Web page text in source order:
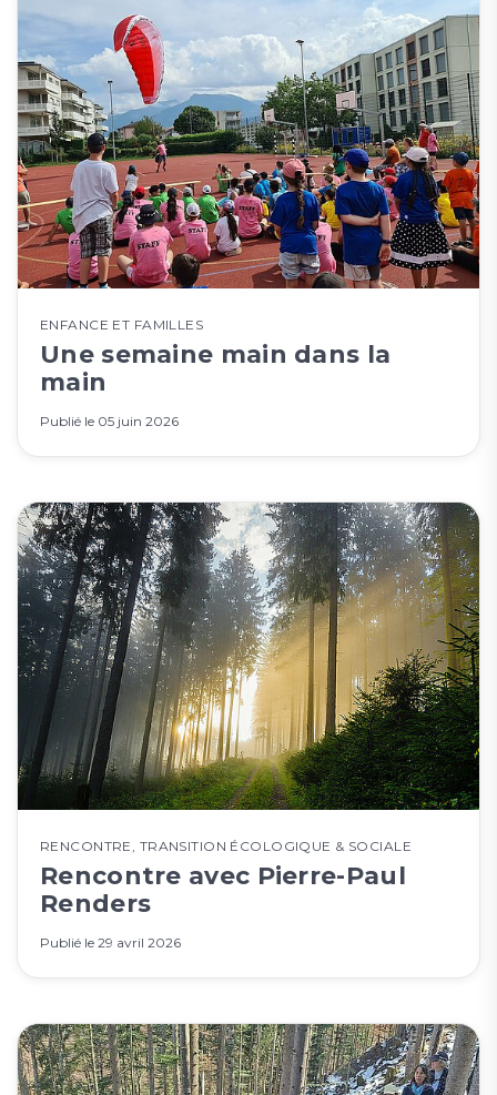
ENFANCE ET FAMILLES
Une semaine main dans la
main
Publié le 05 juin 2026
RENCONTRE, TRANSITION ÉCOLOGIQUE & SOCIALE
Rencontre avec Pierre-Paul
Renders
Publié le 29 avril 2026